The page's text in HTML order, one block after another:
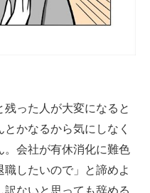
った人が大変になると
かなるから気にしなく
。会社が有休消化に難色
したいので」と諦めよ